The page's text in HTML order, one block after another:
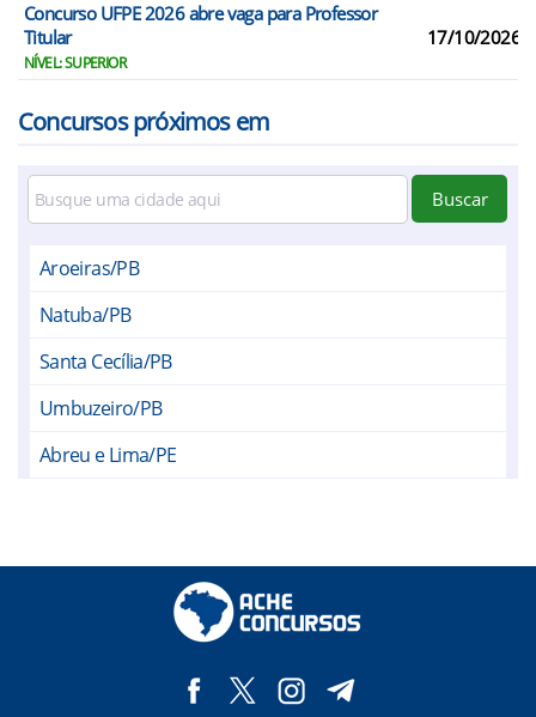
Concurso UFPE 2026 abre vaga para Professor
Titular
NÍVEL: SUPERIOR
17/10/2026
Concursos próximos em
Buscar
Aroeiras/PB
Natuba/PB
Santa Cecília/PB
Umbuzeiro/PB
Abreu e Lima/PE